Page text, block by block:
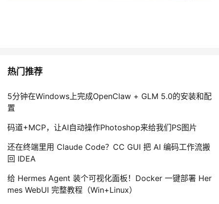
热门推荐
5分钟在Windows上完成OpenClaw + GLM 5.0的安装和配
置
码道+MCP，让AI自动操作Photoshop来给我们PS图片
还在终端里用 Claude Code？CC GUI 把 AI 编码工作流搬
回 IDEA
给 Hermes Agent 装个可视化面板！Docker 一键部署 Her
mes WebUI 完整教程（Win+Linux）